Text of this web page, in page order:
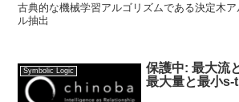
古典的な機械学習アルゴリズムである決定木
ル抽出
Symbolic Logic
保護中: 最大流
最大量と最小s-